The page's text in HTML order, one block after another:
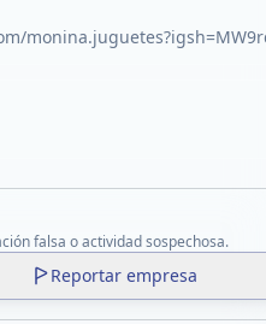
falsa o actividad sospechosa.
Reportar empresa